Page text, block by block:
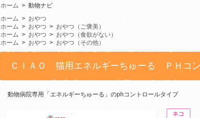
ホーム > 動物ナビ
ホーム > おやつ
ホーム > おやつ > おやつ（ご褒美）
ホーム > おやつ > おやつ（食欲がない）
ホーム > おやつ > おやつ（その他）
ＣＩＡＯ 猫用エネルギーちゅーる ＰＨコ
動物病院専用「エネルギーちゅーる」のphコントロールタイプ